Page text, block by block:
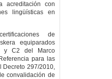
acreditación con
lingüísticas en
de
equiparados
y C2 del Marco
para las
Decreto 297/2010,
convalidación de